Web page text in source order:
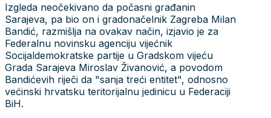
Izgleda neočekivano da počasni građanin
Sarajeva, pa bio on i gradonačelnik Zagreba Milan
Bandić, razmišlja na ovakav način, izjavio je za
Federalnu novinsku agenciju vijećnik
Socijaldemokratske partije u Gradskom vijeću
Grada Sarajeva Miroslav Živanović, a povodom
Bandićevih riječi da "sanja treći entitet", odnosno
većinski hrvatsku teritorijalnu jedinicu u Federaciji
BiH.